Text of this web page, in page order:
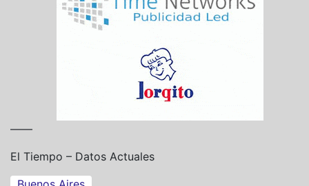
——
El Tiempo – Datos Actuales